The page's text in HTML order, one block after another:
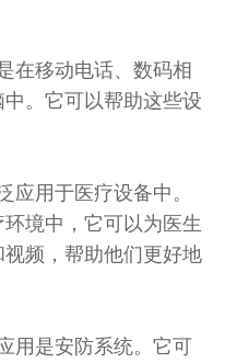
在移动电话、数码相
。它可以帮助这些设
应用于医疗设备中。
境中，它可以为医生
频，帮助他们更好地
用是安防系统。它可